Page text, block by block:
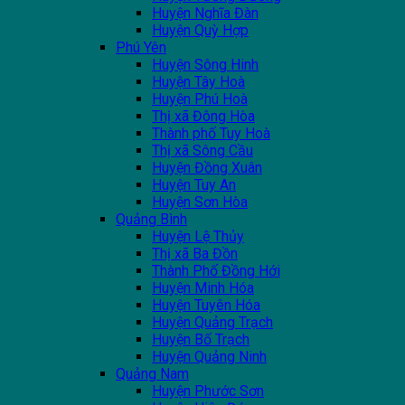
Huyện Nghĩa Đàn
Huyện Quỳ Hợp
Phú Yên
Huyện Sông Hinh
Huyện Tây Hoà
Huyện Phú Hoà
Thị xã Đông Hòa
Thành phố Tuy Hoà
Thị xã Sông Cầu
Huyện Đồng Xuân
Huyện Tuy An
Huyện Sơn Hòa
Quảng Bình
Huyện Lệ Thủy
Thị xã Ba Đồn
Thành Phố Đồng Hới
Huyện Minh Hóa
Huyện Tuyên Hóa
Huyện Quảng Trạch
Huyện Bố Trạch
Huyện Quảng Ninh
Quảng Nam
Huyện Phước Sơn